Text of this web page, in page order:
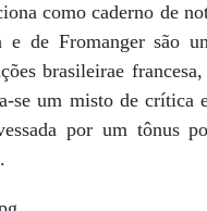
como caderno de
de Fromanger são
brasileirae
se um misto de crítica
por um tônus